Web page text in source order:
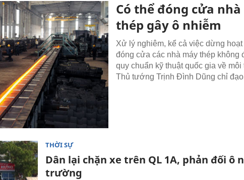
Có thể đóng cửa
thép gây ô nhiễm
Xử lý nghiêm, kể cả việc dừng
đóng cửa các nhà máy thép không
quy chuẩn kỹ thuật quốc gia về
Thủ tướng Trịnh Đình Dũng chỉ
THỜI SỰ
Dân lại chặn xe trên QL 1A, phản đối ô
trường